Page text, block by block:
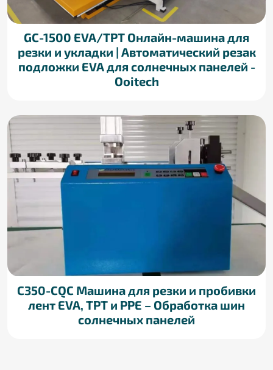
GC-1500 EVA/TPT Онлайн-машина для
резки и укладки | Автоматический резак
подложки EVA для солнечных панелей -
Ooitech
C350-CQC Машина для резки и пробивки
лент EVA, TPT и PPE – Обработка шин
солнечных панелей